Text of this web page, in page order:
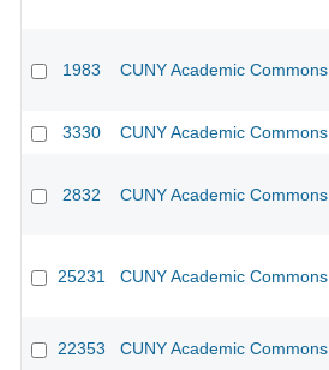
1983 CUNY Academic Commons
3330 CUNY Academic Commons
2832 CUNY Academic Commons
25231 CUNY Academic Commons
22353 CUNY Academic Commons